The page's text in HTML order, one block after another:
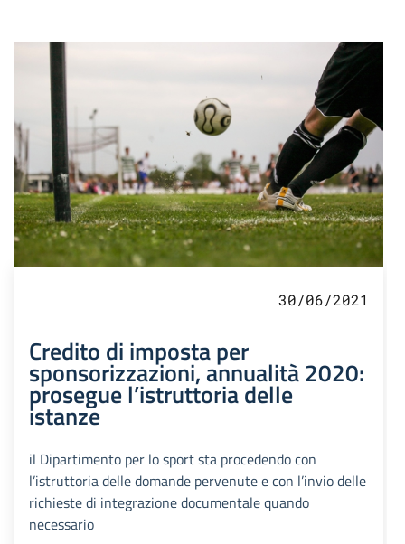
30/06/2021
Credito di imposta per
sponsorizzazioni, annualità 2020:
prosegue l’istruttoria delle
istanze
il Dipartimento per lo sport sta procedendo con
l’istruttoria delle domande pervenute e con l’invio delle
richieste di integrazione documentale quando
necessario